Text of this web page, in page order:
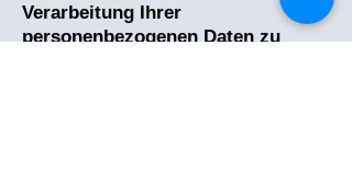
Verarbeitung Ihrer
personenbezogenen Daten zu